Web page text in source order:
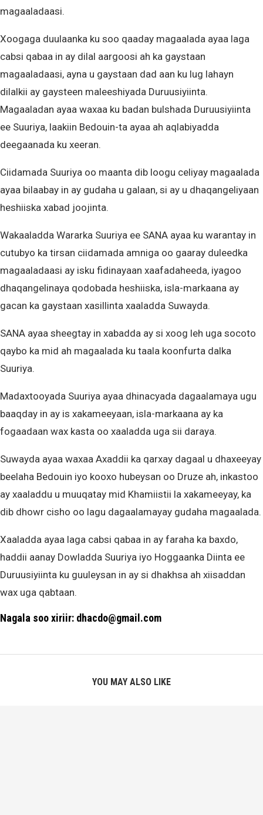
magaaladaasi.
Xoogaga duulaanka ku soo qaaday magaalada ayaa laga
cabsi qabaa in ay dilal aargoosi ah ka gaystaan
magaaladaasi, ayna u gaystaan dad aan ku lug lahayn
dilalkii ay gaysteen maleeshiyada Duruusiyiinta.
Magaaladan ayaa waxaa ku badan bulshada Duruusiyiinta
ee Suuriya, laakiin Bedouin-ta ayaa ah aqlabiyadda
deegaanada ku xeeran.
Ciidamada Suuriya oo maanta dib loogu celiyay magaalada
ayaa bilaabay in ay gudaha u galaan, si ay u dhaqangeliyaan
heshiiska xabad joojinta.
Wakaaladda Wararka Suuriya ee SANA ayaa ku warantay in
cutubyo ka tirsan ciidamada amniga oo gaaray duleedka
magaaladaasi ay isku fidinayaan xaafadaheeda, iyagoo
dhaqangelinaya qodobada heshiiska, isla-markaana ay
gacan ka gaystaan xasillinta xaaladda Suwayda.
SANA ayaa sheegtay in xabadda ay si xoog leh uga socoto
qaybo ka mid ah magaalada ku taala koonfurta dalka
Suuriya.
Madaxtooyada Suuriya ayaa dhinacyada dagaalamaya ugu
baaqday in ay is xakameeyaan, isla-markaana ay ka
fogaadaan wax kasta oo xaaladda uga sii daraya.
Suwayda ayaa waxaa Axaddii ka qarxay dagaal u dhaxeeyay
beelaha Bedouin iyo kooxo hubeysan oo Druze ah, inkastoo
ay xaaladdu u muuqatay mid Khamiistii la xakameeyay, ka
dib dhowr cisho oo lagu dagaalamayay gudaha magaalada.
Xaaladda ayaa laga cabsi qabaa in ay faraha ka baxdo,
haddii aanay Dowladda Suuriya iyo Hoggaanka Diinta ee
Duruusiyiinta ku guuleysan in ay si dhakhsa ah xiisaddan
wax uga qabtaan.
Nagala soo xiriir: dhacdo@gmail.com
YOU MAY ALSO LIKE